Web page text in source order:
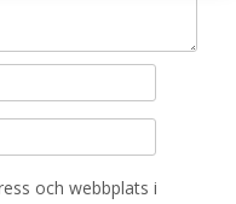
och webbplats i